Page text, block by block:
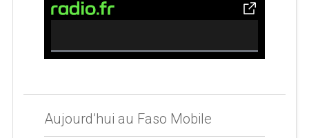
0% Complete
Aujourd’hui au Faso Mobile